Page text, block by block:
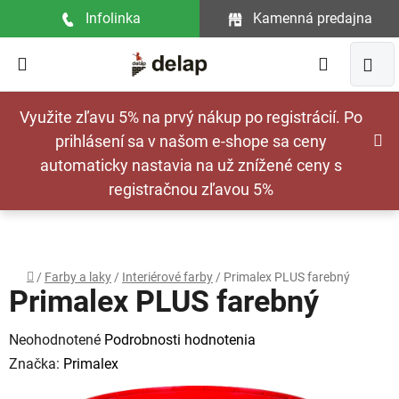
Využite zľavu 5% na prvý nákup po registrácií. Po
prihlásení sa v našom e-shope sa ceny
automaticky nastavia na už znížené ceny s
registračnou zľavou 5%
Infolinka Kamenná predajna
Hľadať
Domov
/ Farby a laky / Interiérové farby / Primalex PLUS farebný
Primalex PLUS farebný
Priemerné
hodnotenie
Neohodnotené Podrobnosti hodnotenia
Značka: Primalex